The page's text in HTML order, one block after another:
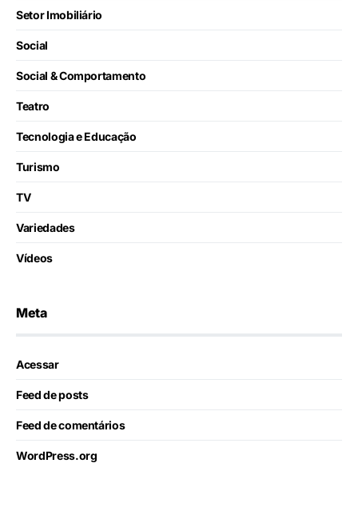
Setor Imobiliário
Social
Social & Comportamento
Teatro
Tecnologia e Educação
Turismo
TV
Variedades
Vídeos
Meta
Acessar
Feed de posts
Feed de comentários
WordPress.org